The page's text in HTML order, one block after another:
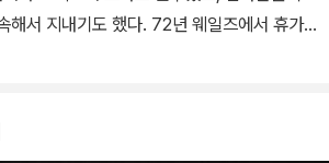
도 했다. 72년 웨일즈에서 휴가
출간될 때까지 영국 추리작가협회(CWA)